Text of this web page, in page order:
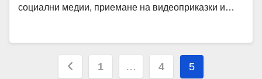
социални медии, приемане на видеоприказки и…
Posts
1 … 4 5